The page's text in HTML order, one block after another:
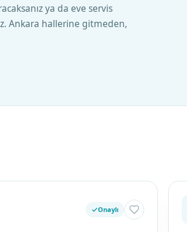
ya da eve servis
Ankara hallerine gitmeden,
Onaylı